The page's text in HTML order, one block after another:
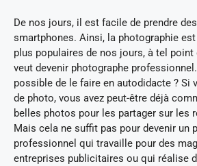
De nos jours, il est facile de prendre
smartphones. Ainsi, la photographie
plus populaires de nos jours, à tel
veut devenir photographe
possible de le faire en autodidacte ? Si
de photo, vous avez peut-être déjà
belles photos pour les partager sur les
Mais cela ne suffit pas pour devenir un
professionnel qui travaille pour des
entreprises publicitaires ou qui réalise